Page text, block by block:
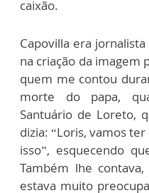
caixão.
Capovilla era
na criação da imagem
quem me contou
morte do papa,
Santuário de Loreto,
dizia: “Loris, vamos
isso”, esquecendo
Também lhe
estava muito